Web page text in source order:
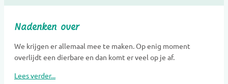
Nadenken over
We krijgen er allemaal mee te maken. Op enig moment
overlijdt een dierbare en dan komt er veel op je af.
Lees verder...